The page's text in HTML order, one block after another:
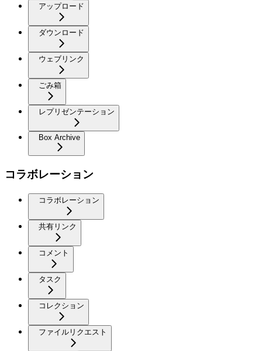
アップロード
ダウンロード
ウェブリンク
ごみ箱
レプリゼンテーション
Box Archive
コラボレーション
コラボレーション
共有リンク
コメント
タスク
コレクション
ファイルリクエスト